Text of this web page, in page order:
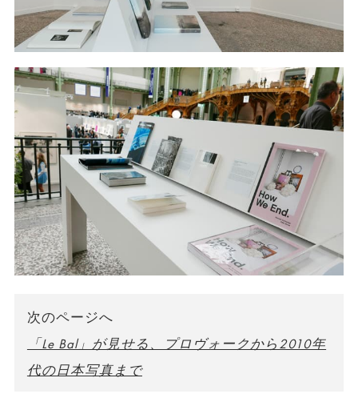
次のページへ
「Le Bal」が見せる、プロヴォークから2010年
代の日本写真まで